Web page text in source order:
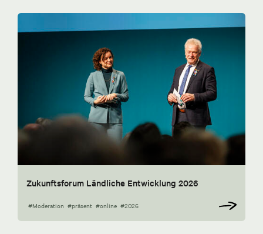
Zukunftsforum Ländliche Entwicklung 2026
#Moderation #präsent #online #2026